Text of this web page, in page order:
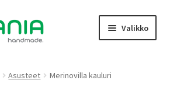
Valikko
Asusteet Merinovilla kauluri